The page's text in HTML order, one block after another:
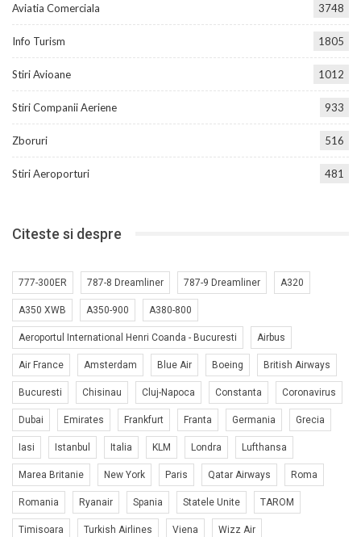
Aviatia Comerciala 3748
Info Turism 1805
Stiri Avioane 1012
Stiri Companii Aeriene 933
Zboruri 516
Stiri Aeroporturi 481
Citeste si despre
777-300ER 787-8 Dreamliner 787-9 Dreamliner A320
A350 XWB A350-900 A380-800
Aeroportul International Henri Coanda - Bucuresti Airbus
Air France Amsterdam Blue Air Boeing British Airways
Bucuresti Chisinau Cluj-Napoca Constanta Coronavirus
Dubai Emirates Frankfurt Franta Germania Grecia
Iasi Istanbul Italia KLM Londra Lufthansa
Marea Britanie New York Paris Qatar Airways Roma
Romania Ryanair Spania Statele Unite TAROM
Timisoara Turkish Airlines Viena Wizz Air